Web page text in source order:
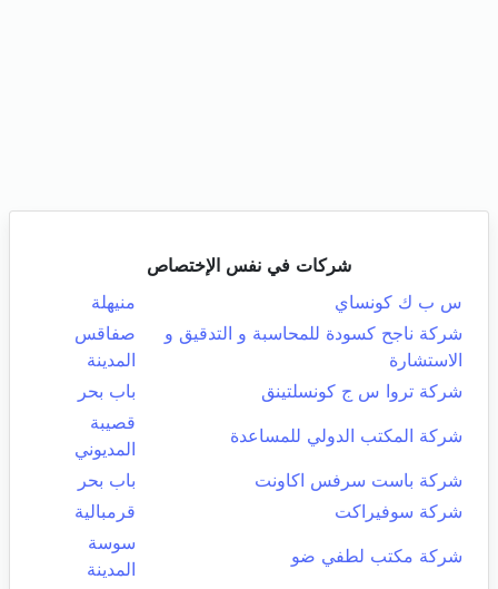
شركات في نفس الإختصاص
س ب ك كونساي
منيهلة
شركة ناجح كسودة للمحاسبة و التدقيق و
الاستشارة
صفاقس
المدينة
شركة تروا س ج كونسلتينق
باب بحر
شركة المكتب الدولي للمساعدة
قصيبة
المديوني
شركة باست سرفس اكاونت
باب بحر
شركة سوفيراكت
قرمبالية
شركة مكتب لطفي ضو
سوسة
المدينة